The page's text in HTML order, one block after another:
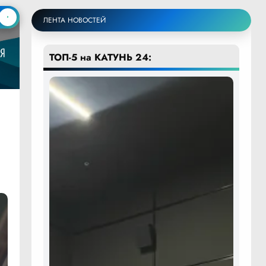
ЛЕНТА НОВОСТЕЙ
ТОП-5 на КАТУНЬ 24: